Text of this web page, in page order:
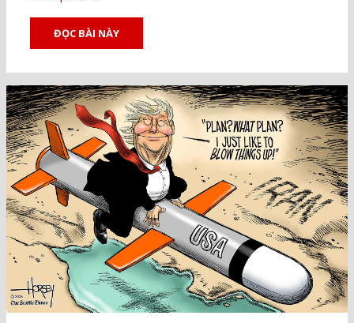
ĐỌC BÀI NÀY